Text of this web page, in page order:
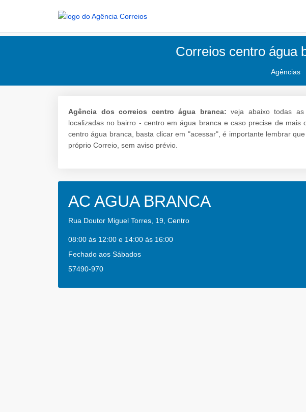
Correios centro água
Agências
Agência dos correios centro água branca: veja abaixo todas
localizadas no bairro - centro em água branca e caso precise de mais
centro água branca, basta clicar em "acessar", é importante lembrar
próprio Correio, sem aviso prévio.
AC AGUA BRANCA
Rua Doutor Miguel Torres, 19, Centro
08:00 às 12:00 e 14:00 às 16:00
Fechado aos Sábados
57490-970